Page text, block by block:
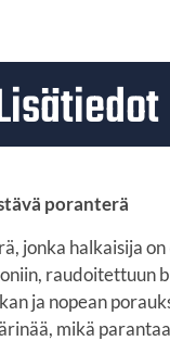
poranterä
jonka halkaisija
raudoitettuun
ja nopean
mikä